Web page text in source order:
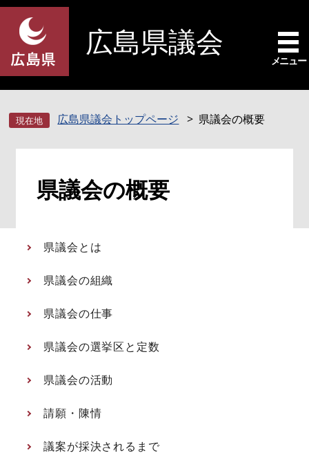
ペ
先
頭
す
メ
を
飛
し
広島県議会
メニュー
広島県議会トップページ 県議会の概要
県議会の概要
県議会とは
県議会の組織
県議会の仕事
県議会の選挙区と定数
県議会の活動
請願・陳情
議案が採決されるまで